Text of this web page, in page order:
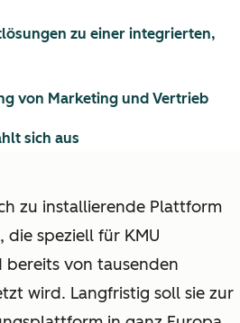
zu installierende Plattform
speziell für KMU
von tausenden
wird. Langfristig soll sie zur
zu einer integrierten,
von Marketing und Vertrieb
sich aus